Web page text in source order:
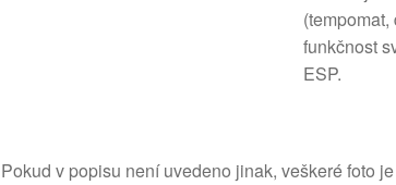
funkčnost
ESP.
Pokud v popisu není uvedeno jinak, veškeré foto